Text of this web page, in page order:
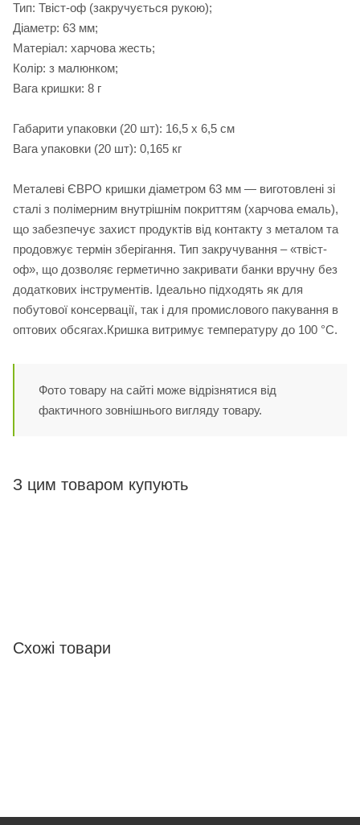
Тип: Твіст-оф (закручується рукою);
Діаметр: 63 мм;
Матеріал: харчова жесть;
Колір: з малюнком;
Вага кришки: 8 г
Габарити упаковки (20 шт): 16,5 х 6,5 см
Вага упаковки (20 шт): 0,165 кг
Металеві ЄВРО кришки діаметром 63 мм — виготовлені зі
сталі з полімерним внутрішнім покриттям (харчова емаль),
що забезпечує захист продуктів від контакту з металом та
продовжує термін зберігання. Тип закручування – «твіст-
оф», що дозволяє герметично закривати банки вручну без
додаткових інструментів. Ідеально підходять як для
побутової консервації, так і для промислового пакування в
оптових обсягах.Кришка витримує температуру до 100 °C.
Фото товару на сайті може відрізнятися від
фактичного зовнішнього вигляду товару.
З цим товаром купують
Схожі товари